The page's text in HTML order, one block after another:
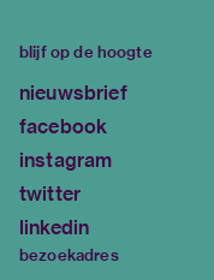
blijf op de hoogte
nieuwsbrief
facebook
instagram
twitter
linkedin
bezoekadres